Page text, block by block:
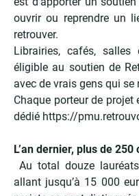
ouvrir ou reprendre un
retrouver.
Librairies, cafés,
éligible au soutien de
avec de vrais gens qui
Chaque porteur de
dédié https://
L’an dernier, plus de
Au total douze
allant jusqu’à 15 000